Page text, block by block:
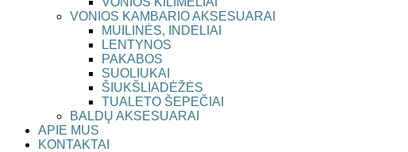
VONIOS KAMBARIO AKSESUARAI
MUILINĖS, INDELIAI
LENTYNOS
PAKABOS
SUOLIUKAI
ŠIUKŠLIADĖŽĖS
TUALETO ŠEPEČIAI
BALDŲ AKSESUARAI
APIE MUS
KONTAKTAI